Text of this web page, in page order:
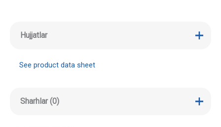
Hujjatlar
See product data sheet
Sharhlar (0)